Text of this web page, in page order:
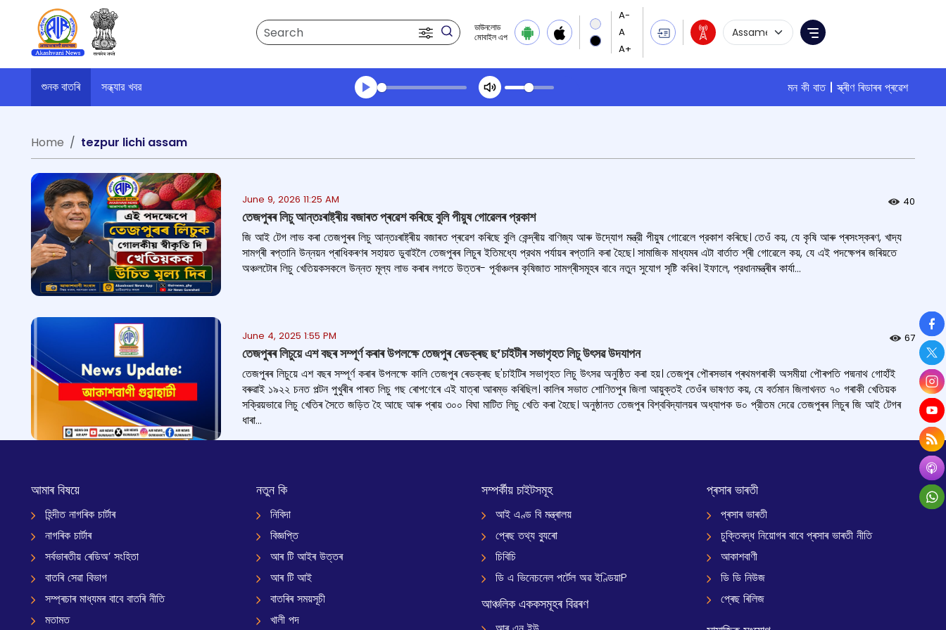
Search
ডাউনলোড
মোবাইল এপ
Language Selection
Menu
শুনক বাতৰি সন্ধ্যার খবর মন কী বাত
স্ক্ৰীণ ৰিডাৰৰ প্ৰৱেশ
Transcript summary
Home
tezpur lichi assam
June 9, 2026 11:25 AM 40
তেজপুৰৰ লিচু আন্তঃৰাষ্ট্ৰীয় বজাৰত প্ৰৱেশ কৰিছে বুলি পীয়ুষ গোৱেলৰ প্রকাশ
জি আই টেগ লাভ কৰা তেজপুৰৰ লিচু আন্তঃৰাষ্ট্ৰীয় বজাৰত প্ৰৱেশ কৰিছে বুলি কেন্দ্ৰীয় বাণিজ্য আৰু উদ্যোগ মন্ত্রী পীয়ুষ গোৱেলে প্রকাশ কৰিছে। তেওঁ কয়, যে কৃষি আৰু প্ৰসংস্কৰণ, খাদ্য
সামগ্ৰী ৰপ্তানি উন্নয়ন প্ৰাধিকৰণৰ সহায়ত ডুবাইলৈ তেজপুৰৰ লিচুৰ ইতিমধ্যে প্রথম পৰ্যায়ৰ ৰপ্তানি কৰা হৈছে। সামাজিক মাধ্যমৰ এটা বাৰ্তাত শ্ৰী গোৱেলে কয়, যে এই পদক্ষেপৰ জৰিয়তে
অঞ্চলটোৰ লিচু খেতিয়কসকলে উন্নত মূল্য লাভ কৰাৰ লগতে উত্তৰ- পূৰ্বাঞ্চলৰ কৃষিজাত সামগ্ৰীসমূহৰ বাবে নতুন সুযোগ সৃষ্টি কৰিব। ইফালে, প্রধানমন্ত্ৰীৰ কাৰ্যা...
June 4, 2025 1:55 PM 67
তেজপুৰৰ লিচুয়ে এশ বছৰ সম্পূৰ্ণ কৰাৰ উপলক্ষে তেজপুৰ ৰেডক্ৰছ ছ’চাইটীৰ সভাগৃহত লিচু উৎসৱ উদযাপন
তেজপুৰৰ লিচুয়ে এশ বছৰ সম্পূৰ্ণ কৰাৰ উপলক্ষে কালি তেজপুৰ ৰেডক্ৰছ ছ'চাইটিৰ সভাগৃহত লিচু উৎসৱ অনুষ্ঠিত কৰা হয়। তেজপুৰ পৌৰসভাৰ প্ৰথমগৰাকী অসমীয়া পৌৰপতি পদ্মনাথ গোহাঁই
বৰুৱাই ১৯২২ চনত পল্টন পুখুৰীৰ পাৰত লিচু গছ ৰোপণেৰে এই যাত্ৰা আৰম্ভ কৰিছিল। কালিৰ সভাত শোণিতপুৰ জিলা আয়ুক্তই তেওঁৰ ভাষণত কয়, যে বর্তমান জিলাখনত ৭০ গৰাকী খেতিয়ক
সক্রিয়ভাৱে লিচু খেতিৰ সৈতে জড়িত হৈ আছে আৰু প্ৰায় ৩০০ বিঘা মাটিত লিচু খেতি কৰা হৈছে। অনুষ্ঠানত তেজপুৰ বিশ্ববিদ্যালয়ৰ অধ্যাপক ড০ প্রীতম দেৱে তেজপুৰৰ লিচুৰ জি আই টেগৰ
ধাৰা...
আমাৰ বিষয়ে
হিন্দীত নাগৰিক চাৰ্টাৰ
নাগৰিক চাৰ্টাৰ
সৰ্বভাৰতীয় ৰেডিঅ’ সংহিতা
বাতৰি সেৱা বিভাগ
সম্প্ৰচাৰ মাধ্যমৰ বাবে বাতৰি নীতি
মতামত
নতুন কি
নিবিদা
বিজ্ঞপ্তি
আৰ টি আইৰ উত্তৰ
আৰ টি আই
বাতৰিৰ সময়সূচী
খালী পদ
সম্পৰ্কীয় চাইটসমূহ
আই এণ্ড বি মন্ত্ৰালয়
প্ৰেছ তথ্য ব্যুৰো
চিবিচি
ডি এ ভিনেচনেল পৰ্টেল অৱ ইণ্ডিয়াP
আঞ্চলিক এককসমূহৰ বিৱৰণ
প্ৰসাৰ ভাৰতী
প্ৰসাৰ ভাৰতী
চুক্তিবদ্ধ নিয়োগৰ বাবে প্ৰসাৰ ভাৰতী নীতি
আকাশবাণী
ডি ডি নিউজ
প্ৰেছ ৰিলিজ